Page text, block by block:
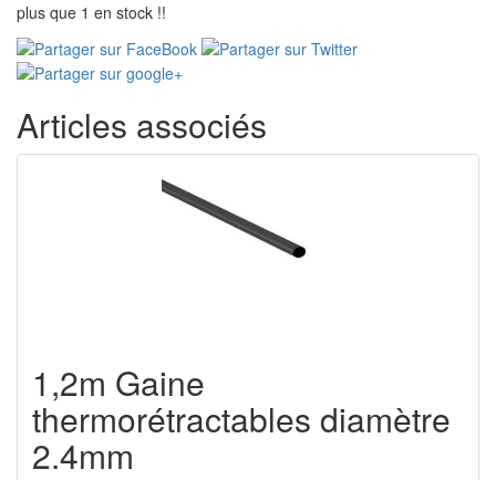
plus que 1 en stock !!
Articles associés
1,2m Gaine
thermorétractables diamètre
2.4mm